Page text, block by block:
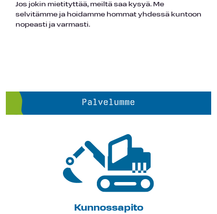
Jos jokin mietityttää, meiltä saa kysyä. Me
selvitämme ja hoidamme hommat yhdessä kuntoon
nopeasti ja varmasti.
Palvelumme
Kunnossapito